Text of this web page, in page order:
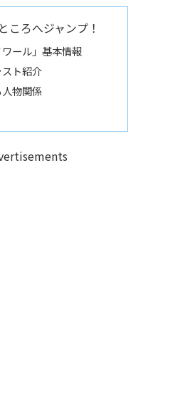
ころへジャンプ！
ワール」基本情報
ト紹介
物関係